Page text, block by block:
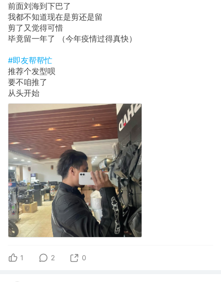
前面刘海到下巴了
我都不知道现在是剪还是留
剪了又觉得可惜
毕竟留一年了 （今年疫情过得真快）
#即友帮帮忙
推荐个发型呗
要不咱推了
从头开始
1 2 0